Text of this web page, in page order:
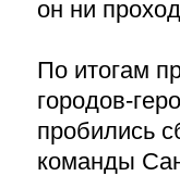
он ни
По итогам
городов-
пробились
команды